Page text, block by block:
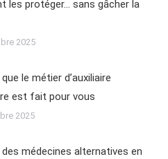
les protéger… sans gâcher la
2025
le métier d’auxiliaire
est fait pour vous
2025
des médecines alternatives en